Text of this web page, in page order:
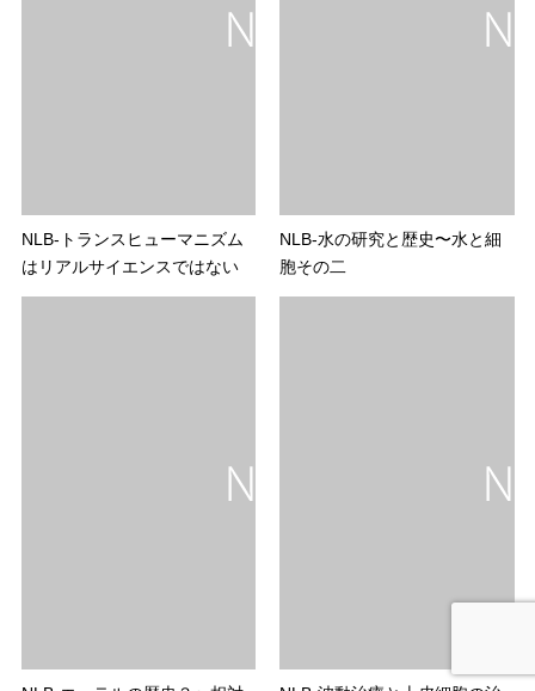
NLB-トランスヒューマニズム
はリアルサイエンスではない
NLB-水の研究と歴史〜水と細
胞その二